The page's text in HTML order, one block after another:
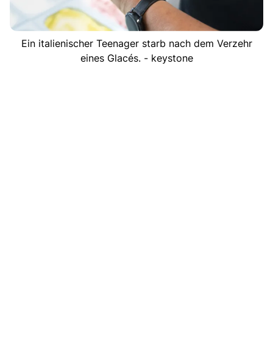
Ein italienischer Teenager starb nach dem Verzehr
eines Glacés. - keystone